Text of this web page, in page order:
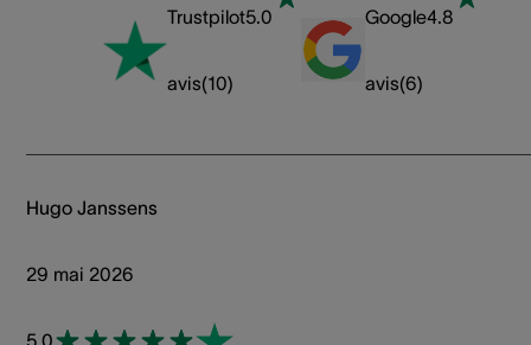
Trustpilot5.0
avis(10)
Google4.8
avis(6)
Hugo Janssens
29 mai 2026
5.0